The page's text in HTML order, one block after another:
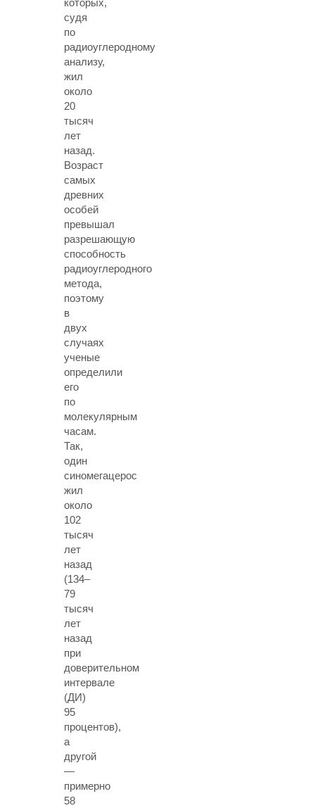
которых,
судя
по
радиоуглеродному
анализу,
жил
около
20
тысяч
лет
назад.
Возраст
самых
древних
особей
превышал
разрешающую
способность
радиоуглеродного
метода,
поэтому
в
двух
случаях
ученые
определили
его
по
молекулярным
часам.
Так,
один
синомегацерос
жил
около
102
тысяч
лет
назад
(134–
79
тысяч
лет
назад
при
доверительном
интервале
(ДИ)
95
процентов),
а
другой
—
примерно
58